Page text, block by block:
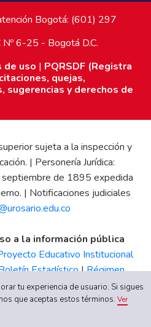
Bogotá: (601) 297
6-25 - Bogotá D.C.
de uso | PQRSDF (Registra
quejas,
sugerencias y derechos de
sujeta a la inspección y
| Personería Jurídica:
de 1895 expedida
| Notificaciones judiciales
a la información pública
Educativo Institucional
Estadístico|Régimen
|Código de Ética| Canal
UR
tu experiencia de usuario. Si sigues
que aceptas estos términos.Ver